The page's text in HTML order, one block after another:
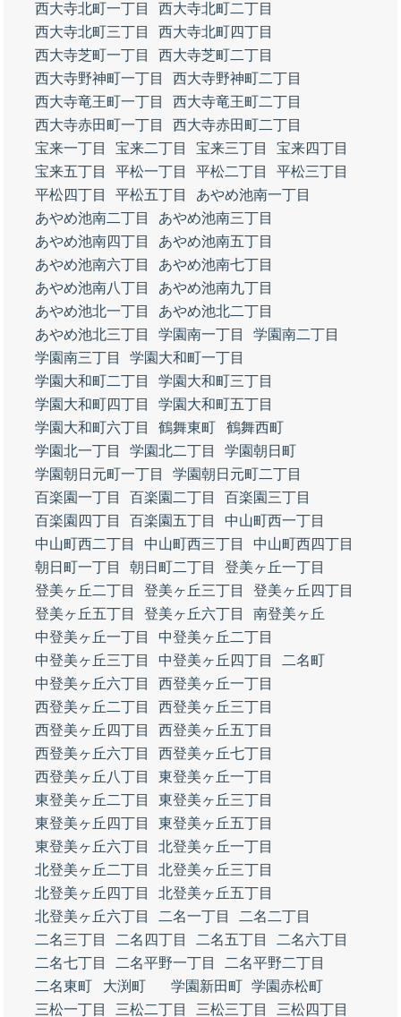
西大寺北町一丁目
西大寺北町二丁目
西大寺北町三丁目
西大寺北町四丁目
西大寺芝町一丁目
西大寺芝町二丁目
西大寺野神町一丁目
西大寺野神町二丁目
西大寺竜王町一丁目
西大寺竜王町二丁目
西大寺赤田町一丁目
西大寺赤田町二丁目
宝来一丁目
宝来二丁目 宝来三丁目
宝来四丁目
宝来五丁目
平松一丁目 平松二丁目
平松三丁目
平松四丁目
平松五丁目
あやめ池南一丁目
あやめ池南二丁目
あやめ池南三丁目
あやめ池南四丁目
あやめ池南五丁目
あやめ池南六丁目
あやめ池南七丁目
あやめ池南八丁目
あやめ池南九丁目
あやめ池北一丁目
あやめ池北二丁目
あやめ池北三丁目
学園南一丁目
学園南二丁目
学園南三丁目
学園大和町一丁目
学園大和町二丁目
学園大和町三丁目
学園大和町四丁目
学園大和町五丁目
学園大和町六丁目
鶴舞東町
鶴舞西町
学園北一丁目
学園北二丁目
学園朝日町
学園朝日元町一丁目
学園朝日元町二丁目
百楽園一丁目
百楽園二丁目
百楽園三丁目
百楽園四丁目
百楽園五丁目
中山町西一丁目
中山町西二丁目
中山町西三丁目
中山町西四丁目
朝日町一丁目
朝日町二丁目
登美ヶ丘一丁目
登美ヶ丘二丁目
登美ヶ丘三丁目
登美ヶ丘四丁目
登美ヶ丘五丁目
登美ヶ丘六丁目
南登美ヶ丘
中登美ヶ丘一丁目
中登美ヶ丘二丁目
中登美ヶ丘三丁目
中登美ヶ丘四丁目
二名町
中登美ヶ丘六丁目
西登美ヶ丘一丁目
西登美ヶ丘二丁目
西登美ヶ丘三丁目
西登美ヶ丘四丁目
西登美ヶ丘五丁目
西登美ヶ丘六丁目
西登美ヶ丘七丁目
西登美ヶ丘八丁目
東登美ヶ丘一丁目
東登美ヶ丘二丁目
東登美ヶ丘三丁目
東登美ヶ丘四丁目
東登美ヶ丘五丁目
東登美ヶ丘六丁目
北登美ヶ丘一丁目
北登美ヶ丘二丁目
北登美ヶ丘三丁目
北登美ヶ丘四丁目
北登美ヶ丘五丁目
北登美ヶ丘六丁目
二名一丁目
二名二丁目
二名三丁目
二名四丁目 二名五丁目
二名六丁目
二名七丁目
二名平野一丁目
二名平野二丁目
二名東町
大渕町 学園新田町 学園赤松町
三松一丁目
三松二丁目 三松三丁目 三松四丁目